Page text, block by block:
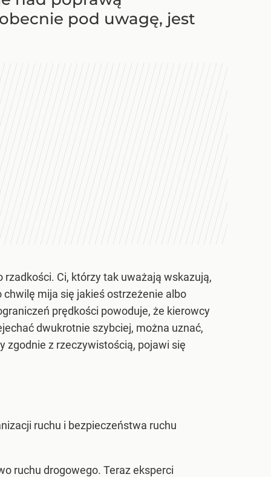
pod uwagę, jest
Ci, którzy tak uważają wskazują,
mija się jakieś ostrzeżenie albo
prędkości powoduje, że kierowcy
dwukrotnie szybciej, można uznać,
zgodnie z rzeczywistością, pojawi się
ruchu i bezpieczeństwa ruchu
ruchu drogowego. Teraz eksperci